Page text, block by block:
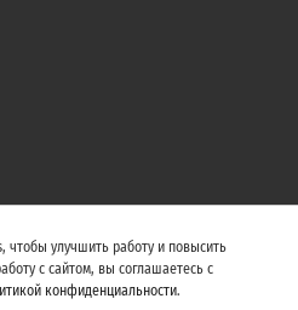
чтобы улучшить работу и повысить
с сайтом, вы соглашаетесь с
конфиденциальности.